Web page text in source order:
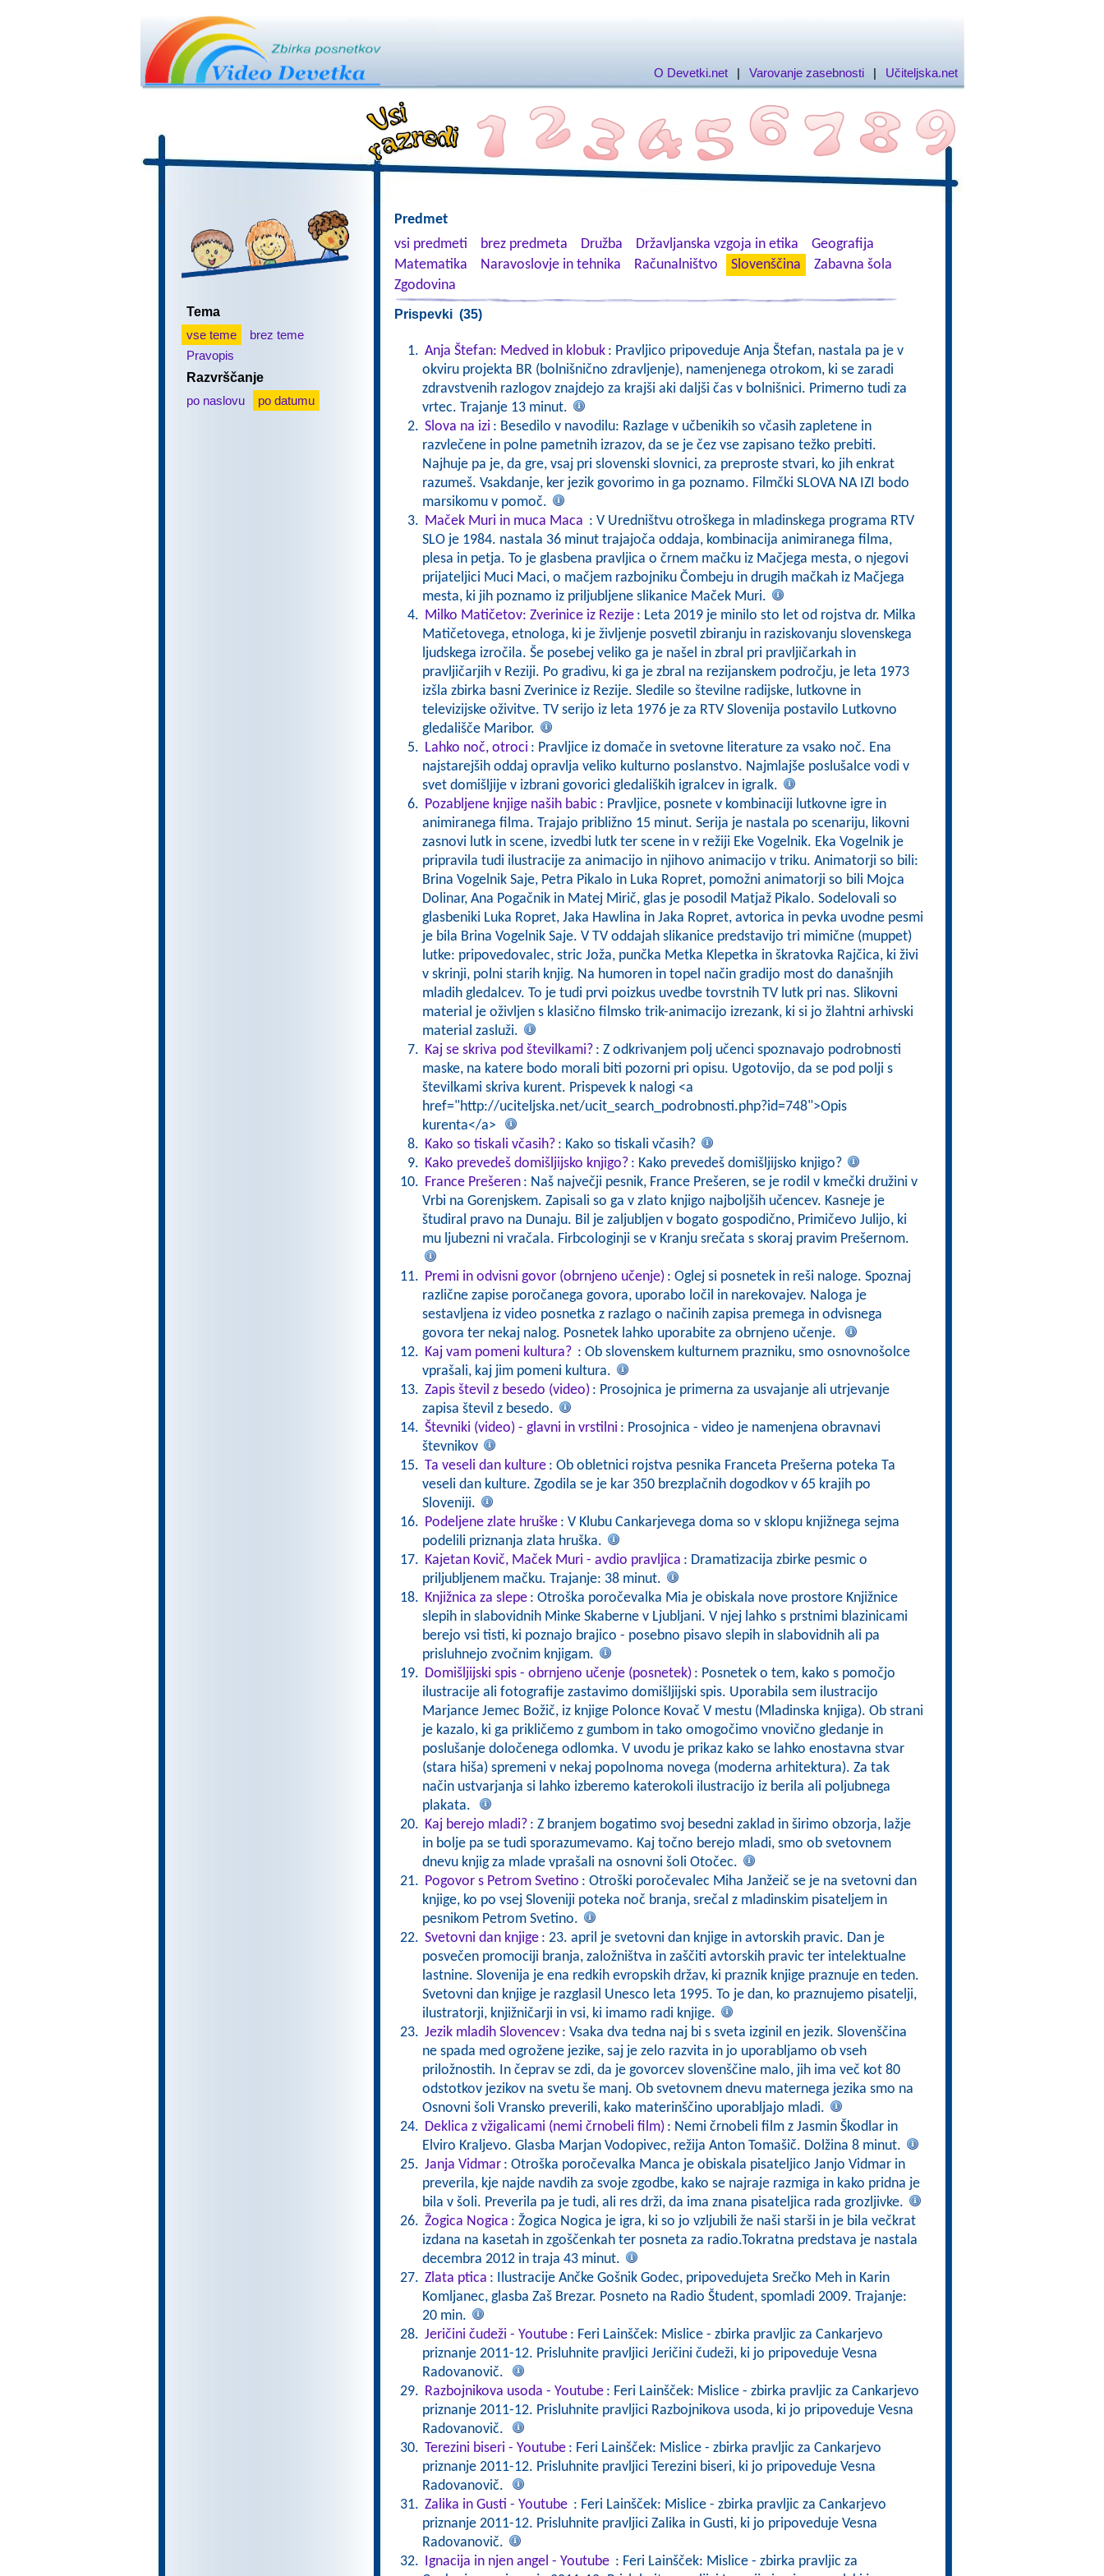
O Devetki.net | Varovanje zasebnosti | Učiteljska.net
Tema
vse teme
brez teme
Pravopis
Razvrščanje
po naslovu
po datumu
Predmet
vsi predmeti
brez predmeta Družba Državljanska vzgoja in etika
Geografija
Matematika
Naravoslovje in tehnika Računalništvo Slovenščina
Zabavna šola
Zgodovina
Prispevki (35)
Anja Štefan: Medved in klobuk : Pravljico pripoveduje Anja Štefan, nastala pa je v
okviru projekta BR (bolnišnično zdravljenje), namenjenega otrokom, ki se zaradi
zdravstvenih razlogov znajdejo za krajši aki daljši čas v bolnišnici. Primerno tudi za
vrtec. Trajanje 13 minut.
Slova na izi : Besedilo v navodilu: Razlage v učbenikih so včasih zapletene in
razvlečene in polne pametnih izrazov, da se je čez vse zapisano težko prebiti.
Najhuje pa je, da gre, vsaj pri slovenski slovnici, za preproste stvari, ko jih enkrat
razumeš. Vsakdanje, ker jezik govorimo in ga poznamo. Filmčki SLOVA NA IZI bodo
marsikomu v pomoč.
Maček Muri in muca Maca : V Uredništvu otroškega in mladinskega programa RTV
SLO je 1984. nastala 36 minut trajajoča oddaja, kombinacija animiranega filma,
plesa in petja. To je glasbena pravljica o črnem mačku iz Mačjega mesta, o njegovi
prijateljici Muci Maci, o mačjem razbojniku Čombeju in drugih mačkah iz Mačjega
mesta, ki jih poznamo iz priljubljene slikanice Maček Muri.
Milko Matičetov: Zverinice iz Rezije : Leta 2019 je minilo sto let od rojstva dr. Milka
Matičetovega, etnologa, ki je življenje posvetil zbiranju in raziskovanju slovenskega
ljudskega izročila. Še posebej veliko ga je našel in zbral pri pravljičarkah in
pravljičarjih v Reziji. Po gradivu, ki ga je zbral na rezijanskem področju, je leta 1973
izšla zbirka basni Zverinice iz Rezije. Sledile so številne radijske, lutkovne in
televizijske oživitve. TV serijo iz leta 1976 je za RTV Slovenija postavilo Lutkovno
gledališče Maribor.
Lahko noč, otroci : Pravljice iz domače in svetovne literature za vsako noč. Ena
najstarejših oddaj opravlja veliko kulturno poslanstvo. Najmlajše poslušalce vodi v
svet domišljije v izbrani govorici gledaliških igralcev in igralk.
Pozabljene knjige naših babic : Pravljice, posnete v kombinaciji lutkovne igre in
animiranega filma. Trajajo približno 15 minut. Serija je nastala po scenariju, likovni
zasnovi lutk in scene, izvedbi lutk ter scene in v režiji Eke Vogelnik. Eka Vogelnik je
pripravila tudi ilustracije za animacijo in njihovo animacijo v triku. Animatorji so bili:
Brina Vogelnik Saje, Petra Pikalo in Luka Ropret, pomožni animatorji so bili Mojca
Dolinar, Ana Pogačnik in Matej Mirič, glas je posodil Matjaž Pikalo. Sodelovali so
glasbeniki Luka Ropret, Jaka Hawlina in Jaka Ropret, avtorica in pevka uvodne pesmi
je bila Brina Vogelnik Saje. V TV oddajah slikanice predstavijo tri mimične (muppet)
lutke: pripovedovalec, stric Joža, punčka Metka Klepetka in škratovka Rajčica, ki živi
v skrinji, polni starih knjig. Na humoren in topel način gradijo most do današnjih
mladih gledalcev. To je tudi prvi poizkus uvedbe tovrstnih TV lutk pri nas. Slikovni
material je oživljen s klasično filmsko trik-animacijo izrezank, ki si jo žlahtni arhivski
material zasluži.
Kaj se skriva pod številkami? : Z odkrivanjem polj učenci spoznavajo podrobnosti
maske, na katere bodo morali biti pozorni pri opisu. Ugotovijo, da se pod polji s
številkami skriva kurent. Prispevek k nalogi <a
href="http://uciteljska.net/ucit_search_podrobnosti.php?id=748">Opis
kurenta</a>
Kako so tiskali včasih? : Kako so tiskali včasih?
Kako prevedeš domišljijsko knjigo? : Kako prevedeš domišljijsko knjigo?
France Prešeren : Naš največji pesnik, France Prešeren, se je rodil v kmečki družini v
Vrbi na Gorenjskem. Zapisali so ga v zlato knjigo najboljših učencev. Kasneje je
študiral pravo na Dunaju. Bil je zaljubljen v bogato gospodično, Primičevo Julijo, ki
mu ljubezni ni vračala. Firbcologinji se v Kranju srečata s skoraj pravim Prešernom.
Premi in odvisni govor (obrnjeno učenje) : Oglej si posnetek in reši naloge. Spoznaj
različne zapise poročanega govora, uporabo ločil in narekovajev. Naloga je
sestavljena iz video posnetka z razlago o načinih zapisa premega in odvisnega
govora ter nekaj nalog. Posnetek lahko uporabite za obrnjeno učenje.
Kaj vam pomeni kultura? : Ob slovenskem kulturnem prazniku, smo osnovnošolce
vprašali, kaj jim pomeni kultura.
Zapis števil z besedo (video) : Prosojnica je primerna za usvajanje ali utrjevanje
zapisa števil z besedo.
Števniki (video) - glavni in vrstilni : Prosojnica - video je namenjena obravnavi
števnikov
Ta veseli dan kulture : Ob obletnici rojstva pesnika Franceta Prešerna poteka Ta
veseli dan kulture. Zgodila se je kar 350 brezplačnih dogodkov v 65 krajih po
Sloveniji.
Podeljene zlate hruške : V Klubu Cankarjevega doma so v sklopu knjižnega sejma
podelili priznanja zlata hruška.
Kajetan Kovič, Maček Muri - avdio pravljica : Dramatizacija zbirke pesmic o
priljubljenem mačku. Trajanje: 38 minut.
Knjižnica za slepe : Otroška poročevalka Mia je obiskala nove prostore Knjižnice
slepih in slabovidnih Minke Skaberne v Ljubljani. V njej lahko s prstnimi blazinicami
berejo vsi tisti, ki poznajo brajico - posebno pisavo slepih in slabovidnih ali pa
prisluhnejo zvočnim knjigam.
Domišljijski spis - obrnjeno učenje (posnetek) : Posnetek o tem, kako s pomočjo
ilustracije ali fotografije zastavimo domišljijski spis. Uporabila sem ilustracijo
Marjance Jemec Božič, iz knjige Polonce Kovač V mestu (Mladinska knjiga). Ob strani
je kazalo, ki ga prikličemo z gumbom in tako omogočimo vnovično gledanje in
poslušanje določenega odlomka. V uvodu je prikaz kako se lahko enostavna stvar
(stara hiša) spremeni v nekaj popolnoma novega (moderna arhitektura). Za tak
način ustvarjanja si lahko izberemo katerokoli ilustracijo iz berila ali poljubnega
plakata.
Kaj berejo mladi? : Z branjem bogatimo svoj besedni zaklad in širimo obzorja, lažje
in bolje pa se tudi sporazumevamo. Kaj točno berejo mladi, smo ob svetovnem
dnevu knjig za mlade vprašali na osnovni šoli Otočec.
Pogovor s Petrom Svetino : Otroški poročevalec Miha Janžeič se je na svetovni dan
knjige, ko po vsej Sloveniji poteka noč branja, srečal z mladinskim pisateljem in
pesnikom Petrom Svetino.
Svetovni dan knjige : 23. april je svetovni dan knjige in avtorskih pravic. Dan je
posvečen promociji branja, založništva in zaščiti avtorskih pravic ter intelektualne
lastnine. Slovenija je ena redkih evropskih držav, ki praznik knjige praznuje en teden.
Svetovni dan knjige je razglasil Unesco leta 1995. To je dan, ko praznujemo pisatelji,
ilustratorji, knjižničarji in vsi, ki imamo radi knjige.
Jezik mladih Slovencev : Vsaka dva tedna naj bi s sveta izginil en jezik. Slovenščina
ne spada med ogrožene jezike, saj je zelo razvita in jo uporabljamo ob vseh
priložnostih. In čeprav se zdi, da je govorcev slovenščine malo, jih ima več kot 80
odstotkov jezikov na svetu še manj. Ob svetovnem dnevu maternega jezika smo na
Osnovni šoli Vransko preverili, kako materinščino uporabljajo mladi.
Deklica z vžigalicami (nemi črnobeli film) : Nemi črnobeli film z Jasmin Škodlar in
Elviro Kraljevo. Glasba Marjan Vodopivec, režija Anton Tomašič. Dolžina 8 minut.
Janja Vidmar : Otroška poročevalka Manca je obiskala pisateljico Janjo Vidmar in
preverila, kje najde navdih za svoje zgodbe, kako se najraje razmiga in kako pridna je
bila v šoli. Preverila pa je tudi, ali res drži, da ima znana pisateljica rada grozljivke.
Žogica Nogica : Žogica Nogica je igra, ki so jo vzljubili že naši starši in je bila večkrat
izdana na kasetah in zgoščenkah ter posneta za radio.Tokratna predstava je nastala
decembra 2012 in traja 43 minut.
Zlata ptica : Ilustracije Ančke Gošnik Godec, pripovedujeta Srečko Meh in Karin
Komljanec, glasba Zaš Brezar. Posneto na Radio Študent, spomladi 2009. Trajanje:
20 min.
Jeričini čudeži - Youtube : Feri Lainšček: Mislice - zbirka pravljic za Cankarjevo
priznanje 2011-12. Prisluhnite pravljici Jeričini čudeži, ki jo pripoveduje Vesna
Radovanovič.
Razbojnikova usoda - Youtube : Feri Lainšček: Mislice - zbirka pravljic za Cankarjevo
priznanje 2011-12. Prisluhnite pravljici Razbojnikova usoda, ki jo pripoveduje Vesna
Radovanovič.
Terezini biseri - Youtube : Feri Lainšček: Mislice - zbirka pravljic za Cankarjevo
priznanje 2011-12. Prisluhnite pravljici Terezini biseri, ki jo pripoveduje Vesna
Radovanovič.
Zalika in Gusti - Youtube : Feri Lainšček: Mislice - zbirka pravljic za Cankarjevo
priznanje 2011-12. Prisluhnite pravljici Zalika in Gusti, ki jo pripoveduje Vesna
Radovanovič.
Ignacija in njen angel - Youtube : Feri Lainšček: Mislice - zbirka pravljic za